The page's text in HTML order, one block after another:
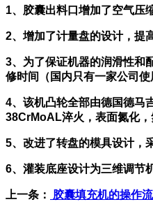
1、胶囊出料口增加了空气压
2、增加了计量盘的设计，提
3、为了保证机器的润滑性和
修时间（国内只有一家公司使
4、该机凸轮全部由德国德马
38CrMoAL淬火，表面氮化，
5、改进了转盘的模具设计，
6、灌装底座设计为三维调节
上一条： 胶囊填充机的操作